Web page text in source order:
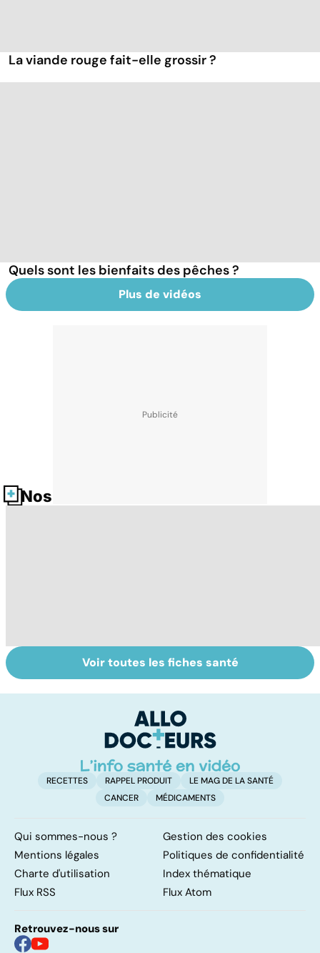
La viande rouge fait-elle grossir ?
Quels sont les bienfaits des pêches ?
Plus de vidéos
Nos fiches santé
Le magnésium,
un oligo-élément
Intestin irritable :
le régime
solution ?
Voir toutes les fiches santé
RECETTES RAPPEL PRODUIT
LE MAG DE LA SANTÉ
CANCER
MÉDICAMENTS
Qui sommes-nous ?
Gestion des cookies
Mentions légales
Politiques de confidentialité
Charte d'utilisation
Index thématique
Flux RSS
Flux Atom
Retrouvez-nous sur